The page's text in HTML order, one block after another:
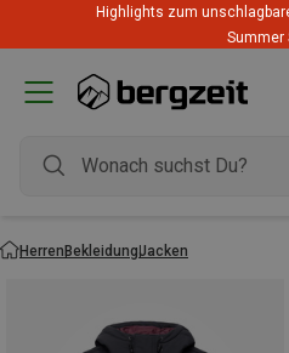
Highlights zum
Summer
HerrenBekleidungJacken